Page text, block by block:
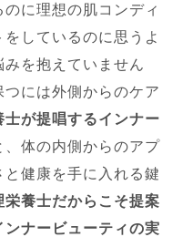
e
n
a
ck
et
er
e
st
に理想の肌コンディ
しているのに思うよ
を抱えていません
には外側からのケア
士が提唱するインナー
体の内側からのアプ
健康を手に入れる鍵
栄養士だからこそ提案
ナービューティの実